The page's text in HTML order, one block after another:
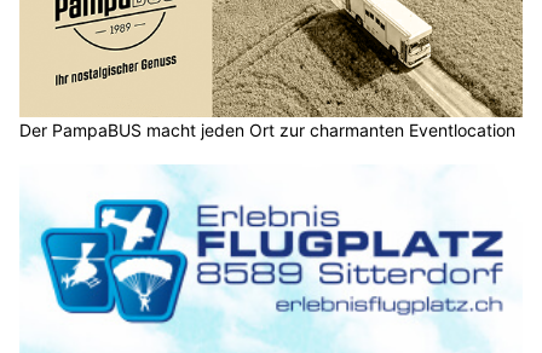
Der PampaBUS macht jeden Ort zur charmanten Eventlocation